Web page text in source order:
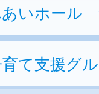
あいホール
て支援グ